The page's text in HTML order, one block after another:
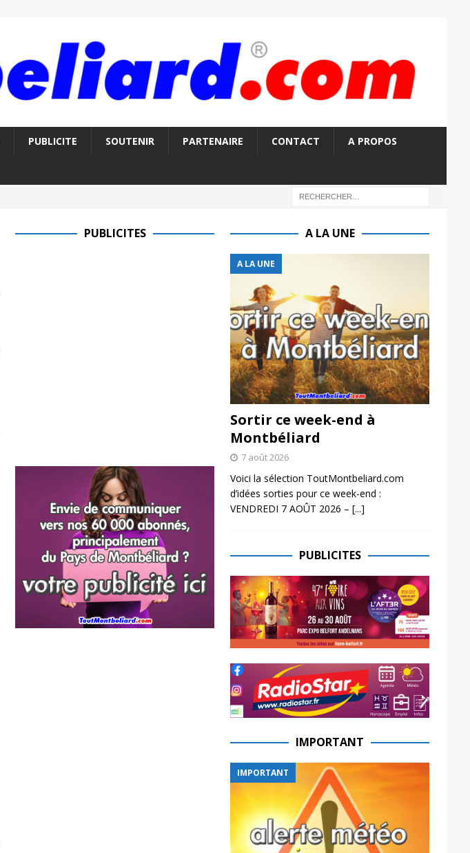
PUBLICITE SOUTENIR PARTENAIRE CONTACT A PROPOS
PUBLICITES A LA UNE
A LA UNE
Sortir ce week-end à
Montbéliard
7 août 2026
Voici la sélection ToutMontbeliard.com
d’idées sorties pour ce week-end :
VENDREDI 7 AOÛT 2026 – [...]
PUBLICITES
IMPORTANT
IMPORTANT